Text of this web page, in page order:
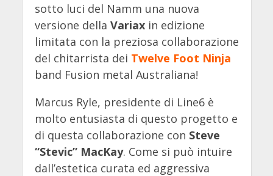
sotto luci del Namm una nuova
versione della Variax in edizione
limitata con la preziosa collaborazione
del chitarrista dei Twelve Foot Ninja
band Fusion metal Australiana!
Marcus Ryle, presidente di Line6 è
molto entusiasta di questo progetto e
di questa collaborazione con Steve
“Stevic” MacKay. Come si può intuire
dall’estetica curata ed aggressiva